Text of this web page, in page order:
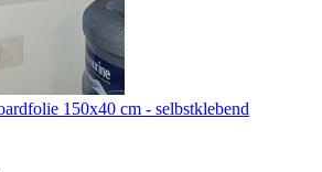
150x40 cm - selbstklebend